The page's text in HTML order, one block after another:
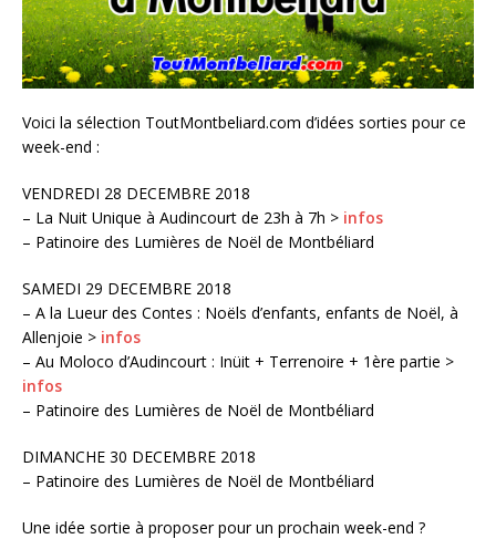
Voici la sélection ToutMontbeliard.com d’idées sorties pour ce
week-end :
VENDREDI 28 DECEMBRE 2018
– La Nuit Unique à Audincourt de 23h à 7h > infos
– Patinoire des Lumières de Noël de Montbéliard
SAMEDI 29 DECEMBRE 2018
– A la Lueur des Contes : Noëls d’enfants, enfants de Noël, à
Allenjoie > infos
– Au Moloco d’Audincourt : Inüit + Terrenoire + 1ère partie >
infos
– Patinoire des Lumières de Noël de Montbéliard
DIMANCHE 30 DECEMBRE 2018
– Patinoire des Lumières de Noël de Montbéliard
Une idée sortie à proposer pour un prochain week-end ?